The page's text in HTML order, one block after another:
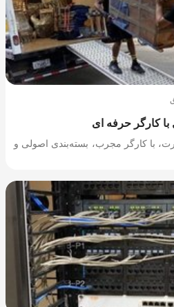
کارگر حرفه ای
با کارگر مجرب، بسته‌بندی اصولی و